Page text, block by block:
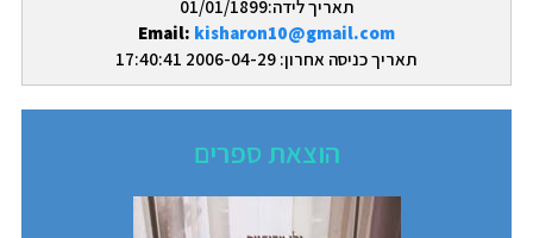
תאריך לידה:01/01/1899
Email: kisharon10@gmail.com
תאריך כניסה אחרון: 2006-04-29 17:40:41
הוצאת ספרים